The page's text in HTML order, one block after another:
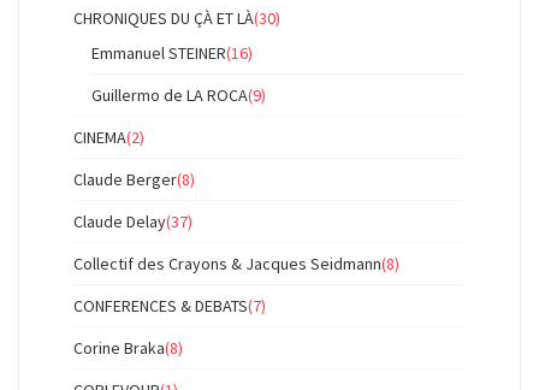
CHRONIQUES DU ÇÀ ET LÀ(30)
Emmanuel STEINER(16)
Guillermo de LA ROCA(9)
CINEMA(2)
Claude Berger(8)
Claude Delay(37)
Collectif des Crayons & Jacques Seidmann(8)
CONFERENCES & DEBATS(7)
Corine Braka(8)